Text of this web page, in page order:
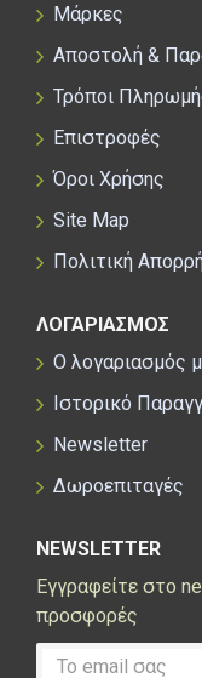
Μάρκες
Αποστολή &
Τρόποι
Επιστροφές
Όροι Χρήσης
Site Map
Πολιτική
ΛΟΓΑΡΙΑΣΜΟΣ
Ο λογαριασμός
Ιστορικό
Newsletter
Δωροεπιταγές
NEWSLETTER
Εγγραφείτε στο
προσφορές